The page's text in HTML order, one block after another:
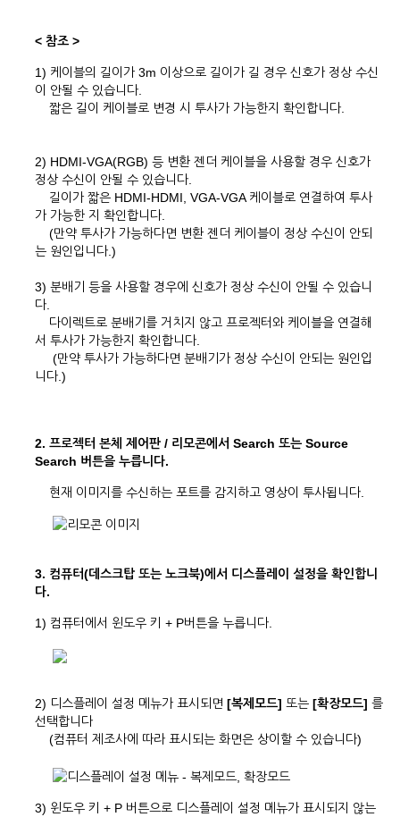
< 참조 >
1) 케이블의 길이가 3m 이상으로 길이가 길 경우 신호가 정상 수신
이 안될 수 있습니다.
짧은 길이 케이블로 변경 시 투사가 가능한지 확인합니다.
2) HDMI-VGA(RGB) 등 변환 젠더 케이블을 사용할 경우 신호가
정상 수신이 안될 수 있습니다.
길이가 짧은 HDMI-HDMI, VGA-VGA 케이블로 연결하여 투사
가 가능한 지 확인합니다.
(만약 투사가 가능하다면 변환 젠더 케이블이 정상 수신이 안되
는 원인입니다.)
3) 분배기 등을 사용할 경우에 신호가 정상 수신이 안될 수 있습니
다.
다이렉트로 분배기를 거치지 않고 프로젝터와 케이블을 연결해
서 투사가 가능한지 확인합니다.
(만약 투사가 가능하다면 분배기가 정상 수신이 안되는 원인입
니다.)
2. 프로젝터 본체 제어판 / 리모콘에서 Search 또는 Source
Search 버튼을 누릅니다.
현재 이미지를 수신하는 포트를 감지하고 영상이 투사됩니다.
3. 컴퓨터(데스크탑 또는 노크북)에서 디스플레이 설정을 확인합니
다.
1) 컴퓨터에서 윈도우 키 + P버튼을 누릅니다.
2) 디스플레이 설정 메뉴가 표시되면 [복제모드] 또는 [확장모드] 를
선택합니다
(컴퓨터 제조사에 따라 표시되는 화면은 상이할 수 있습니다)
3) 윈도우 키 + P 버튼으로 디스플레이 설정 메뉴가 표시되지 않는